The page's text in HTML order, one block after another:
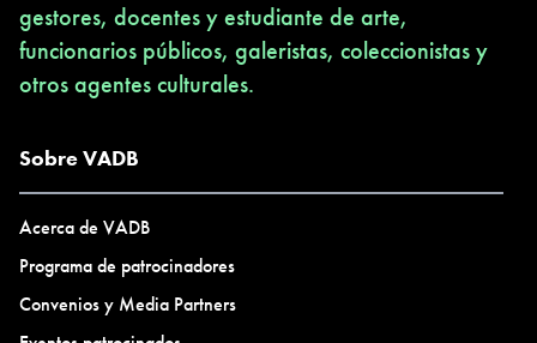
gestores, docentes y estudiante de arte,
funcionarios públicos, galeristas, coleccionistas y
otros agentes culturales.
Sobre VADB
Acerca de VADB
Programa de patrocinadores
Convenios y Media Partners